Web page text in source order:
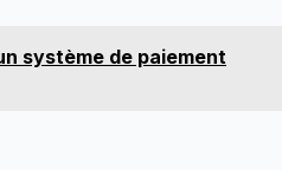
système de paiement